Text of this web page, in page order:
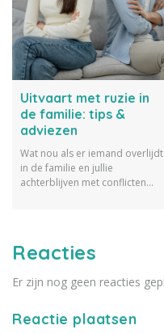
Uitvaart met ruzie in
de familie: tips &
adviezen
Wat nou als er iemand overlijdt
in de familie en jullie
achterblijven met conflicten
Reacties
Er zijn nog geen reacties
Reactie plaatsen